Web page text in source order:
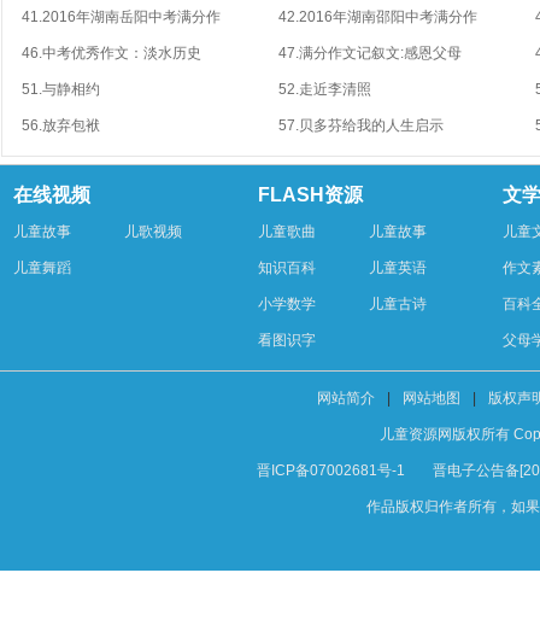
41.2016年湖南岳阳中考满分作 42.2016年湖南邵阳中考满分作
46.中考优秀作文：淡水历史 47.满分作文记叙文:感恩父母
51.与静相约 52.走近李清照
56.放弃包袱 57.贝多芬给我的人生启示
在线视频
儿童故事 儿歌视频
儿童舞蹈
FLASH资源
儿童歌曲 儿童故事
知识百科 儿童英语
小学数学 儿童古诗
看图识字
文
儿童
作文
百科
父母
网站简介 网站地图 版权声
儿童资源网版权所有
晋ICP备07002681号-1 晋电子公告备
作品版权归作者所有，如